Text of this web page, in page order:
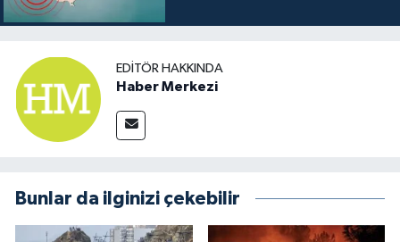
EDITÖR HAKKINDA
Haber Merkezi
Bunlar da ilginizi çekebilir